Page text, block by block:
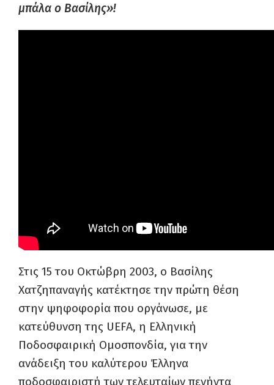
μπάλα ο Βασίλης»!
Στις 15 του Οκτώβρη 2003, ο Βασίλης
Χατζηπαναγής κατέκτησε την πρώτη θέση
στην ψηφοφορία που οργάνωσε, με
κατεύθυνση της UEFA, η Ελληνική
Ποδοσφαιρική Ομοσπονδία, για την
ανάδειξη του καλύτερου Έλληνα
ποδοσφαιριστή των τελευταίων πενήντα